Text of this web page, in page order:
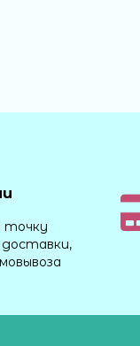
точку
доставки,